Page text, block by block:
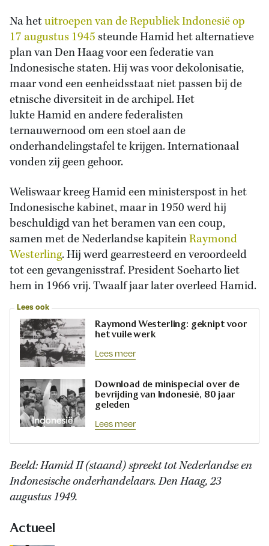
Na hetuitroepen van de Republiek Indonesië op
17 augustus 1945 steunde Hamid het alternatieve
plan van Den Haag voor een federatie van
Indonesische staten. Hij was voor dekolonisatie,
maar vond een eenheidsstaat niet passen bij de
etnische diversiteit in de archipel. Het
lukte Hamid en andere federalisten
ternauwernood om een stoel aan de
onderhandelingstafel te krijgen. Internationaal
vonden zij geen gehoor.
Weliswaar kreeg Hamid een ministerspost in het
Indonesische kabinet, maar in 1950 werd hij
beschuldigd van het beramen van een coup,
samen met de Nederlandse kapiteinRaymond
Westerling. Hij werd gearresteerd en veroordeeld
tot een gevangenisstraf. President Soeharto liet
hem in 1966 vrij. Twaalf jaar later overleed Hamid.
Lees ook
Raymond Westerling: geknipt voor
het vuile werk
Lees meer
Download de minispecial over de
bevrijding van Indonesië, 80 jaar
geleden
Lees meer
Beeld: Hamid II (staand) spreekt tot Nederlandse en
Indonesische onderhandelaars. Den Haag, 23
augustus 1949.
Actueel